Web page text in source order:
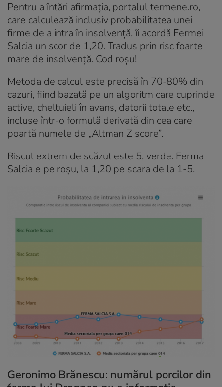
Pentru a întări afirmația, portalul termene.ro,
care calculează inclusiv probabilitatea unei
firme de a intra în insolvență, îi acordă Fermei
Salcia un scor de 1,20. Tradus prin risc foarte
mare de insolvență. Cod roșu!
Metoda de calcul este precisă în 70-80% din
cazuri, fiind bazată pe un algoritm care cuprinde
active, cheltuieli în avans, datorii totale etc.,
incluse într-o formulă derivată din cea care
poartă numele de „Altman Z score”.
Riscul extrem de scăzut este 5, verde. Ferma
Salcia e pe roșu, la 1,20 pe scara de la 1-5.
Geronimo Brănescu: numărul porcilor din